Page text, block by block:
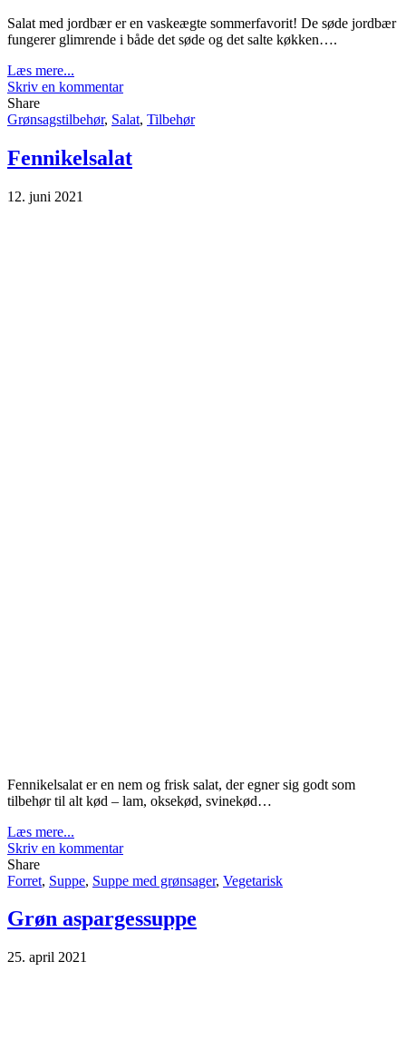
Salat med jordbær er en vaskeægte sommerfavorit! De søde jordbær
fungerer glimrende i både det søde og det salte køkken….
Læs mere...
Skriv en kommentar
Share
Grønsagstilbehør, Salat, Tilbehør
Fennikelsalat
12. juni 2021
Fennikelsalat er en nem og frisk salat, der egner sig godt som
tilbehør til alt kød – lam, oksekød, svinekød…
Læs mere...
Skriv en kommentar
Share
Forret, Suppe, Suppe med grønsager, Vegetarisk
Grøn aspargessuppe
25. april 2021